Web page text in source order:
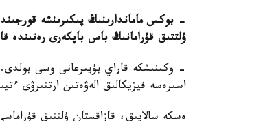
- بوكس ماماندارىنىڭ پىكىرىنشە
ۇلتتىق قۇرامانىڭ باس باپكەرى رەتىندە
- وكىنىشكە قاراي بۇيىرعانى وسى
اسىرەسە فيزيكالىق الەۋەتىن ارتتىرۋى